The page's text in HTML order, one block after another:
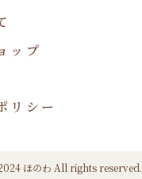
ップ
リシー
ほのわ All rights reserved.